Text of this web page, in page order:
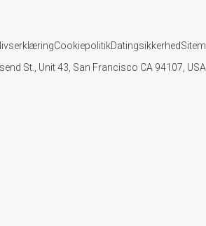
CookiepolitikDatingsikkerhed
St., Unit 43, San Francisco CA 94107,